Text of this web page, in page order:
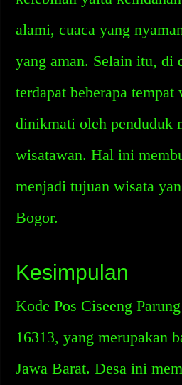
alami, cuaca yang
yang aman. Selain itu, di
terdapat beberapa tempat
dinikmati oleh penduduk
wisatawan. Hal ini
menjadi tujuan wisata
Bogor.
Kesimpulan
Kode Pos Ciseeng
16313, yang merupakan
Jawa Barat. Desa ini